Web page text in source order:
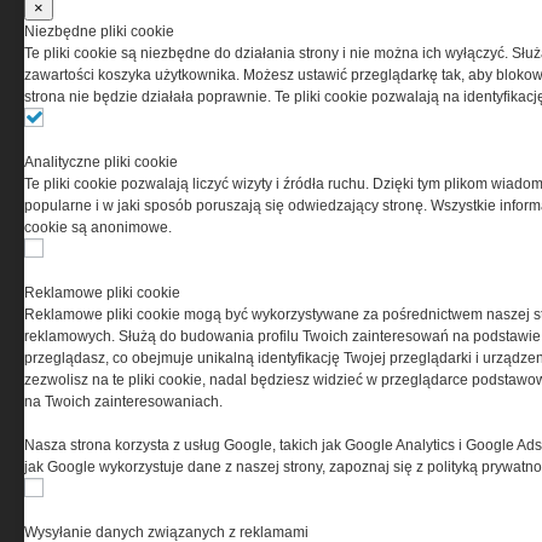
PRYWATNOŚĆ
informacji na Twoim komputerze. Pliki cookies stosujemy
w celu świadczenia usług na najwyższym poziomie,
w tym w sposób dostosowany do indywidualnych potrzeb.
Korzystanie z witryny bez zmiany ustawień dotyczących
dokonać zmiany ustawień przeglądarki dotyczących
cookies. Nim Państwo zaczną korzystać z naszego
serwisu prosimy o zapoznanie się z nasząpolityką
prywatnościoraz informacją o cookies.
×
Niezbędne pliki cookie
Te pliki cookie są niezbędne do działania strony i nie można ich wyłączyć.
zawartości koszyka użytkownika. Możesz ustawić przeglądarkę tak, aby
strona nie będzie działała poprawnie. Te pliki cookie pozwalają na
Analityczne pliki cookie
Te pliki cookie pozwalają liczyć wizyty i źródła ruchu. Dzięki tym plikom
popularne i w jaki sposób poruszają się odwiedzający stronę. Wszystkie
cookie są anonimowe.
Reklamowe pliki cookie
Reklamowe pliki cookie mogą być wykorzystywane za pośrednictwem naszej
reklamowych. Służą do budowania profilu Twoich zainteresowań na
przeglądasz, co obejmuje unikalną identyfikację Twojej przeglądarki i
zezwolisz na te pliki cookie, nadal będziesz widzieć w przeglądarce
na Twoich zainteresowaniach.
Nasza strona korzysta z usług Google, takich jak Google Analytics i Google
jak Google wykorzystuje dane z naszej strony, zapoznaj się z polityką
Wysyłanie danych związanych z reklamami